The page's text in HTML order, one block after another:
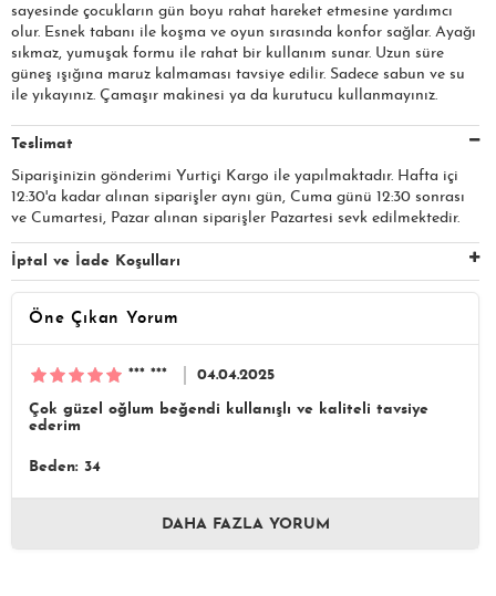
sayesinde çocukların gün boyu rahat hareket etmesine yardımcı
olur. Esnek tabanı ile koşma ve oyun sırasında konfor sağlar. Ayağı
sıkmaz, yumuşak formu ile rahat bir kullanım sunar. Uzun süre
güneş ışığına maruz kalmaması tavsiye edilir. Sadece sabun ve su
ile yıkayınız. Çamaşır makinesi ya da kurutucu kullanmayınız.
Teslimat
Siparişinizin gönderimi Yurtiçi Kargo ile yapılmaktadır. Hafta içi
12:30'a kadar alınan siparişler aynı gün, Cuma günü 12:30 sonrası
ve Cumartesi, Pazar alınan siparişler Pazartesi sevk edilmektedir.
İptal ve İade Koşulları
Öne Çıkan Yorum
*** *** 04.04.2025
Çok güzel oğlum beğendi kullanışlı ve kaliteli tavsiye
ederim
Beden: 34
DAHA FAZLA YORUM